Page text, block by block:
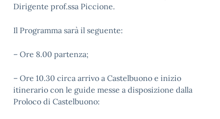
Dirigente prof.ssa Piccione.
Il Programma sarà il seguente:
– Ore 8.00 partenza;
– Ore 10.30 circa arrivo a Castelbuono e inizio
itinerario con le guide messe a disposizione dalla
Proloco di Castelbuono: